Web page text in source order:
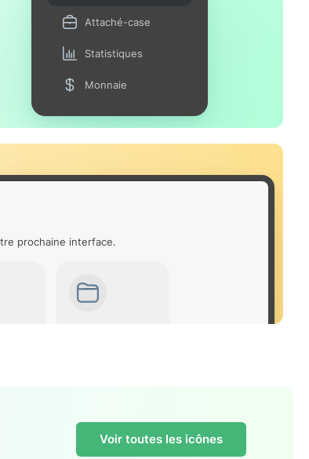
Attaché-case
Statistiques
Monnaie
prochaine interface.
Voir toutes les icônes